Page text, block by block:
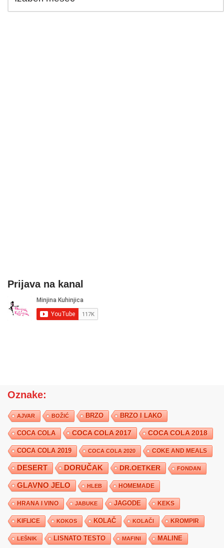
Prijava na kanal
Oznake:
AJVAR BOŽIĆ BRZO BRZO I LAKO
COCA COLA COCA COLA 2017 COCA COLA 2018
COCA COLA 2019 COCA COLA 2020 COKE AND MEALS
DESERT DORUČAK DR.OETKER FONDAN
GLAVNO JELO HLEB HOMEMADE
HRANA I VINO JABUKE JAGODE KEKS
KIFLICE KOKOS KOLAČ KOLAČI KROMPIR
LEŠNIK LISNATO TESTO MAFINI MALINE